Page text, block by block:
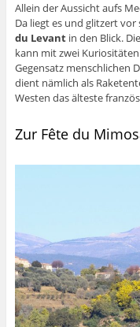
Allein der Aussicht aufs
Da liegt es und glitzert
du Levantin den Blick.
kann mit zwei
Gegensatz menschlichen
dient nämlich als
Westen das älteste
Zur Fête du